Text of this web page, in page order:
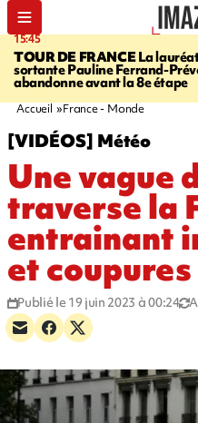
15:45
TOUR DE FRANCELa
sortante Pauline Ferrand-
abandonne avant la 8e étape
Accueil France - Monde
[VIDÉOS] Météo
Une vague
traverse la
entrainant
et
Publié le 19 juin 2023 à 00:24